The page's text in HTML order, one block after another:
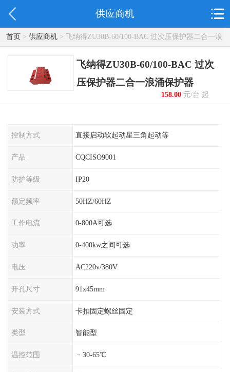
供应商机
首页> 供应商机> 飞纳得ZU30B-60/100-BAC 过次压保护器二合一浪
涌保护器
飞纳得ZU30B-60/100-BAC 过次
压保护器二合一浪涌保护器
158.00元/台 起
控制方式 直接启动软起动星三角起动等
产品 CQCISO9001
防护等级 IP20
额定频率 50HZ/60HZ
工作电流 0-800A可选
功率 0-400kw之间可选
电压 AC220v/380V
开孔尺寸 91x45mm
安装方式 卡扣固定螺丝固定
类型 智能型
温控范围 ﹣30-65℃